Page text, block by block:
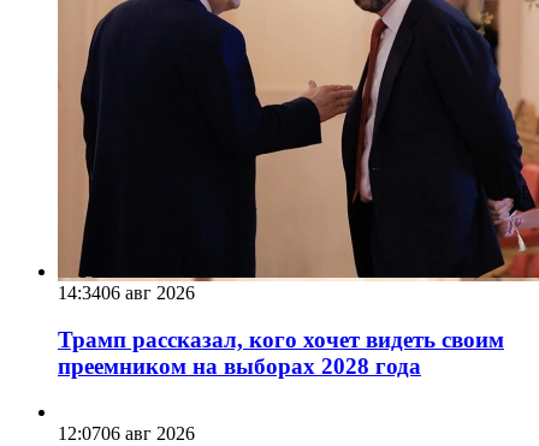
14:3406 авг 2026
Трамп рассказал, кого хочет видеть своим
преемником на выборах 2028 года
12:0706 авг 2026